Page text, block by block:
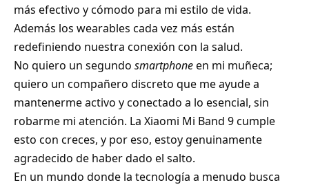
más efectivo y cómodo para mi estilo de vida.
Además los wearables cada vez más están
redefiniendo nuestra conexión con la salud.
No quiero un segundo smartphoneen mi muñeca;
quiero un compañero discreto que me ayude a
mantenerme activo y conectado a lo esencial, sin
robarme mi atención. La Xiaomi Mi Band 9 cumple
esto con creces, y por eso, estoy genuinamente
agradecido de haber dado el salto.
En un mundo donde la tecnología a menudo busca